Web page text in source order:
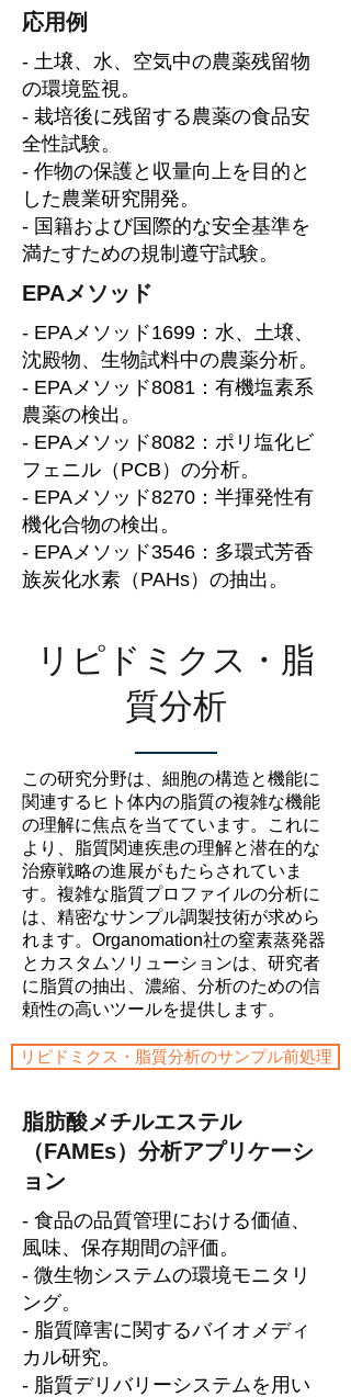
応用例
- 土壌、水、空気中の農薬残留物
の環境監視。
- 栽培後に残留する農薬の食品安
全性試験。
- 作物の保護と収量向上を目的と
した農業研究開発。
- 国籍および国際的な安全基準を
満たすための規制遵守試験。
EPAメソッド
- EPAメソッド1699：水、土壌、
沈殿物、生物試料中の農薬分析。
- EPAメソッド8081：有機塩素系
農薬の検出。
- EPAメソッド8082：ポリ塩化ビ
フェニル（PCB）の分析。
- EPAメソッド8270：半揮発性有
機化合物の検出。
- EPAメソッド3546：多環式芳香
族炭化水素（PAHs）の抽出。
リピドミクス・脂
質分析
この研究分野は、細胞の構造と機能に
関連するヒト体内の脂質の複雑な機能
の理解に焦点を当てています。これに
より、脂質関連疾患の理解と潜在的な
治療戦略の進展がもたらされていま
す。複雑な脂質プロファイルの分析に
は、精密なサンプル調製技術が求めら
れます。Organomation社の窒素蒸発器
とカスタムソリューションは、研究者
に脂質の抽出、濃縮、分析のための信
頼性の高いツールを提供します。
リピドミクス・脂質分析のサンプル前処理
脂肪酸メチルエステル
（FAMEs）分析アプリケーシ
ョン
- 食品の品質管理における価値、
風味、保存期間の評価。
- 微生物システムの環境モニタリ
ング。
- 脂質障害に関するバイオメディ
カル研究。
- 脂質デリバリーシステムを用い